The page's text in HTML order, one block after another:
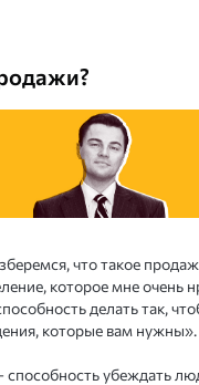
что такое
которое мне очень
делать так,
которые вам нужны».
убеждать